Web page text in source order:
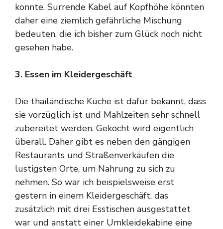
konnte. Surrende Kabel auf Kopfhöhe könnten
daher eine ziemlich gefährliche Mischung
bedeuten, die ich bisher zum Glück noch nicht
gesehen habe.
3. Essen im Kleidergeschäft
Die thailändische Küche ist dafür bekannt, dass
sie vorzüglich ist und Mahlzeiten sehr schnell
zubereitet werden. Gekocht wird eigentlich
überall. Daher gibt es neben den gängigen
Restaurants und Straßenverkäufen die
lustigsten Orte, um Nahrung zu sich zu
nehmen. So war ich beispielsweise erst
gestern in einem Kleidergeschäft, das
zusätzlich mit drei Esstischen ausgestattet
war und anstatt einer Umkleidekabine eine